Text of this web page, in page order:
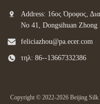
Address: 16ος Όροφος,
No 41, Dongsihuan Zhong
feliciazhou@pa.ecer.com
τηλ: 86--13667332386
Copyright © 2022-2026 Beijing Silk